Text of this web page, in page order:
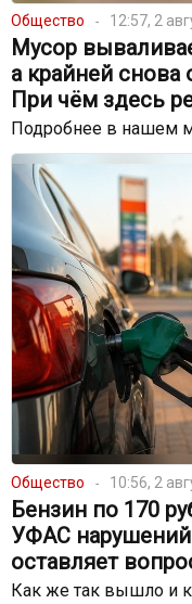
Общество 12:57, 2
Мусор
а крайней снова
При чём здесь
Подробнее в нашем
Общество 10:56, 2
Бензин по 170
УФАС
оставляет
Как же так вышло и